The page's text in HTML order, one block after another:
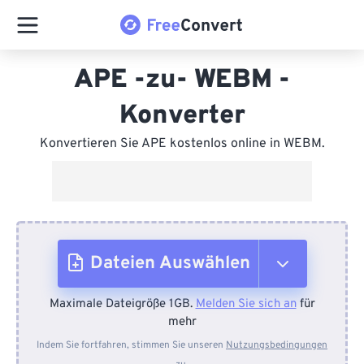
APE -zu- WEBM -
Konverter
Konvertieren Sie APE kostenlos online in WEBM.
Dateien Auswählen
Vom Gerät
Maximale Dateigröße 1GB.Melden Sie sich anfür
mehr
Indem Sie fortfahren, stimmen Sie unseren Nutzungsbedingungen